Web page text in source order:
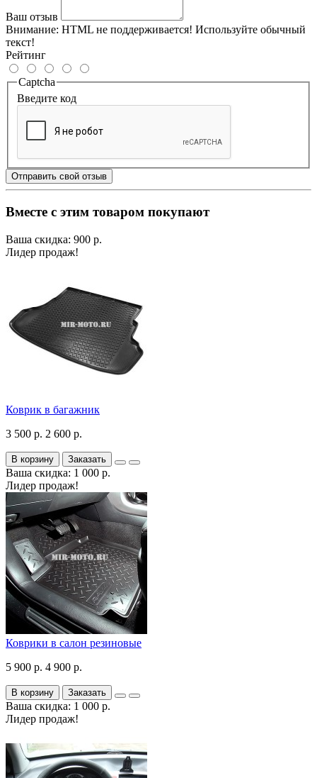
Ваш отзыв
Внимание: HTML не поддерживается! Используйте обычный
текст!
Рейтинг
Captcha
Введите код
Отправить свой отзыв
Вместе с этим товаром покупают
Ваша скидка: 900 р.
Лидер продаж!
Коврик в багажник
3 500 р. 2 600 р.
В корзину Заказать
Ваша скидка: 1 000 р.
Лидер продаж!
Коврики в салон резиновые
5 900 р. 4 900 р.
В корзину Заказать
Ваша скидка: 1 000 р.
Лидер продаж!